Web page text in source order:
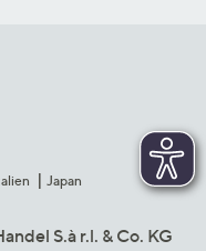
Japan
S.à r.l. & Co. KG